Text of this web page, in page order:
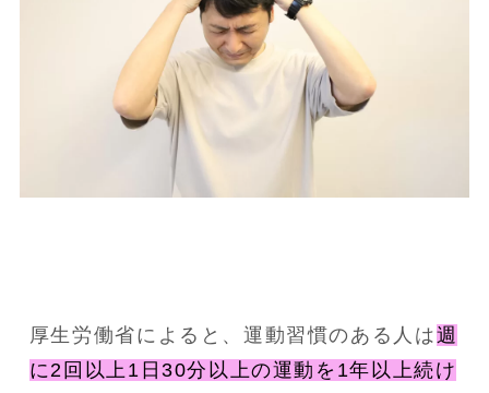
厚生労働省によると、運動習慣のある人は週
に2回以上1日30分以上の運動を1年以上続け